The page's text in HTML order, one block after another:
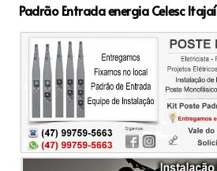
Padrão Entrada energia Celesc Itajaí